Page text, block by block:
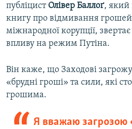
публіцист Олівер Баллоґ, який
книгу про відмивання
міжнародної корупції,
впливу на режим Путіна.
Він каже, що Заходові
«брудні гроші» та сили, які
грошима.
Я вважаю загрозою